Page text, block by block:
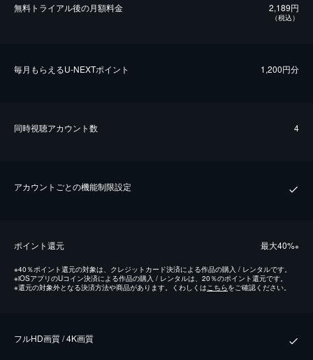
無料トライアル後の⽉額料金 2,189円
（税込）
毎⽉もらえるU-NEXTポイント 1,200円分
同時視聴アカウント数 4
アカウントごとの機能制限設定
ポイント還元 最⼤40%※
※40％ポイント還元の対象は、クレジットカード決済による作品の購入 / レンタルです。
※iOSアプリのUコイン決済による作品の購入 / レンタルは、20％のポイント還元です。
※還元の対象外となる決済方法や商品があります。くわしくは こちらをご確認ください。
フルHD画質 / 4K画質